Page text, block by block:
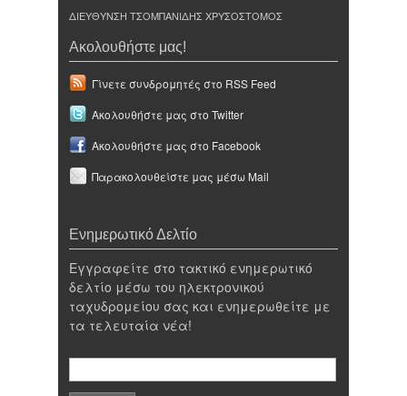
ΔΙΕΥΘΥΝΣΗ ΤΣΟΜΠΑΝΙΔΗΣ ΧΡΥΣΟΣΤΟΜΟΣ
Ακολουθήστε μας!
Γίνετε συνδρομητές στο RSS Feed
Ακολουθήστε μας στο Twitter
Ακολουθήστε μας στο Facebook
Παρακολουθείστε μας μέσω Mail
Ενημερωτικό Δελτίο
Εγγραφείτε στο τακτικό ενημερωτικό
δελτίο μέσω του ηλεκτρονικού
ταχυδρομείου σας και ενημερωθείτε με
τα τελευταία νέα!